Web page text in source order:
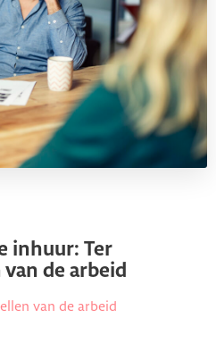
inhuur: Ter
de arbeid
van de arbeid